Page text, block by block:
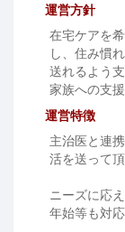
運営方針
在宅ケアを
し、住み慣
送れるよう
家族への支
運営特徴
主治医と連
活を送って
ニーズに応
年始等も対